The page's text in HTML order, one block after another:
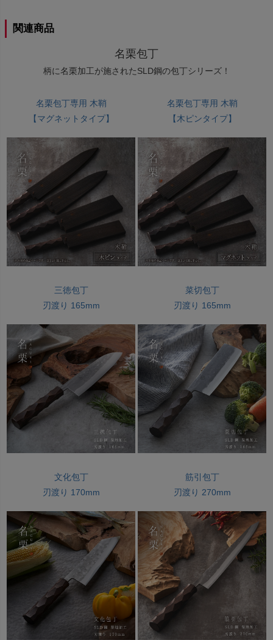
関連商品
名栗包丁
柄に名栗加工が施されたSLD鋼の包丁シリーズ！
名栗包丁専用 木鞘
【マグネットタイプ】
名栗包丁専用 木鞘
【木ピンタイプ】
三徳包丁
刃渡り 165mm
菜切包丁
刃渡り 165mm
文化包丁
刃渡り 170mm
筋引包丁
刃渡り 270mm